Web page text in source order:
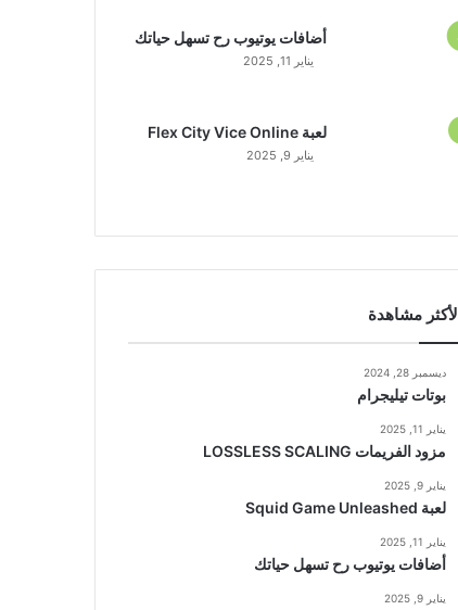
أضافات يوتيوب رح تسهل حياتك
يناير 11, 2025
لعبة Flex City Vice Online
يناير 9, 2025
الأكثر مشاهدة
ديسمبر 28, 2024
بوتات تيليجرام
يناير 11, 2025
مزود الفريمات LOSSLESS SCALING
يناير 9, 2025
لعبة Squid Game Unleashed
يناير 11, 2025
أضافات يوتيوب رح تسهل حياتك
يناير 9, 2025